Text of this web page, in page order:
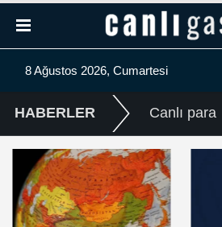
8 Ağustos 2026, Cumartesi
HABERLER Canlı para